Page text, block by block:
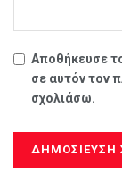
Αποθήκευσε
σε αυτόν τον
σχολιάσω.